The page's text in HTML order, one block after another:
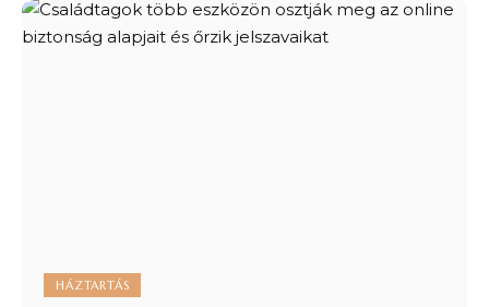
HÁZTARTÁS